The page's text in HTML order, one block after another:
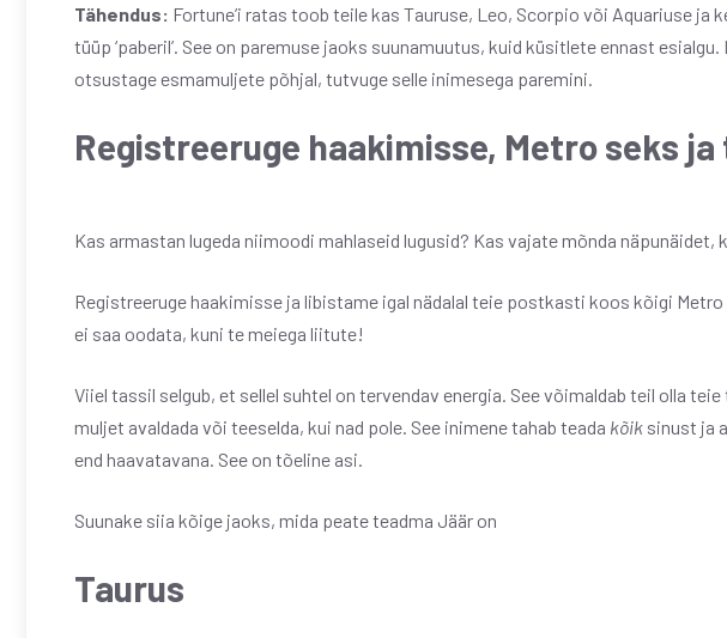
Tähendus: Fortune’i ratas toob teile kas Tauruse, Leo, Scorpio või Aquariuse ja
tüüp ‘paberil’. See on paremuse jaoks suunamuutus, kuid küsitlete ennast
otsustage esmamuljete põhjal, tutvuge selle inimesega paremini.
Registreeruge haakimisse, Metro seks
Kas armastan lugeda niimoodi mahlaseid lugusid? Kas vajate mõnda
Registreeruge haakimisse ja libistame igal nädalal teie postkasti koos kõigi
ei saa oodata, kuni te meiega liitute!
Viiel tassil selgub, et sellel suhtel on tervendav energia. See võimaldab teil olla
muljet avaldada või teeselda, kui nad pole. See inimene tahab teada kõik sinust ja
end haavatavana. See on tõeline asi.
Suunake siia kõige jaoks, mida peate teadma Jäär on
Taurus